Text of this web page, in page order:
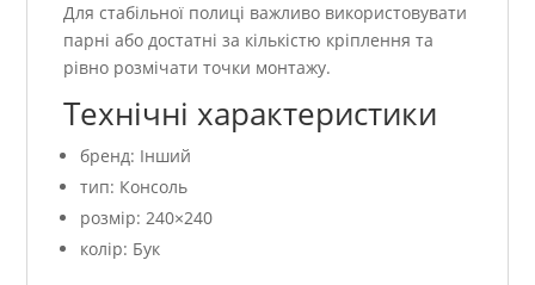
Для стабільної полиці важливо використовувати
парні або достатні за кількістю кріплення та
рівно розмічати точки монтажу.
Технічні характеристики
бренд: Інший
тип: Консоль
розмір: 240×240
колір: Бук